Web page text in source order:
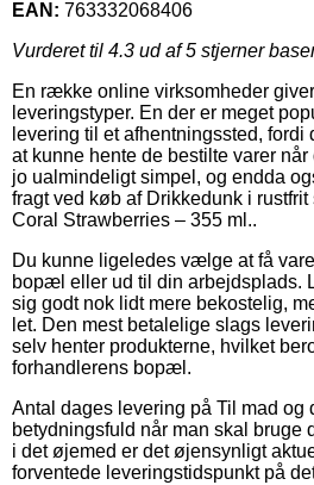
EAN: 763332068406
Vurderet til 4.3 ud af 5 stjerner
En række online virksomheder
leveringstyper. En der er meget
levering til et afhentningssted, fordi
at kunne hente de bestilte varer
jo ualmindeligt simpel, og endda
fragt ved køb af Drikkedunk i
Coral Strawberries – 355 ml..
Du kunne ligeledes vælge at få
bopæl eller ud til din arbejdsplads.
sig godt nok lidt mere bekostelig,
let. Den mest betalelige slags
selv henter produkterne, hvilket
forhandlerens bopæl.
Antal dages levering på Til mad og
betydningsfuld når man skal bruge
i det øjemed er det øjensynligt
forventede leveringstidspunkt på